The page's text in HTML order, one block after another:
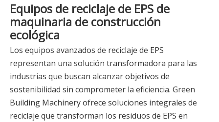
Equipos de reciclaje de EPS de
maquinaria de construcción
ecológica
Los equipos avanzados de reciclaje de EPS
representan una solución transformadora para las
industrias que buscan alcanzar objetivos de
sostenibilidad sin comprometer la eficiencia. Green
Building Machinery ofrece soluciones integrales de
reciclaje que transforman los residuos de EPS en